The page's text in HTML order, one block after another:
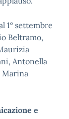
1° settembre
Beltramo,
Antonella
Marina
e